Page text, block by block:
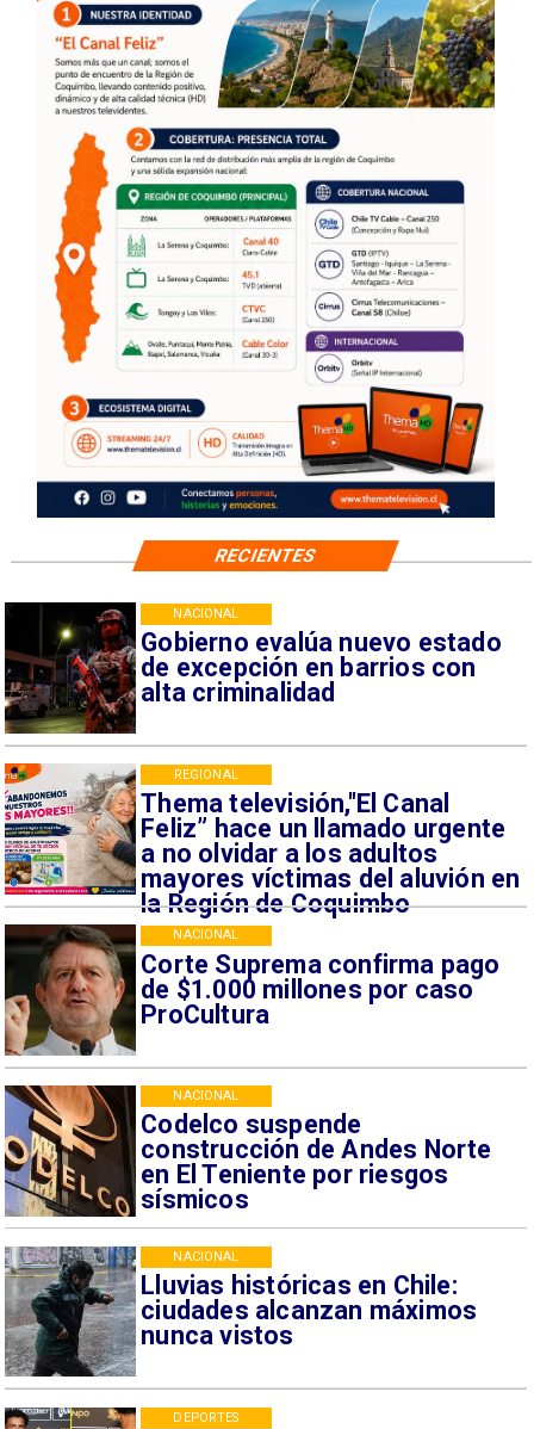
Gobierno evalúa nuevo estado
de excepción en barrios con
alta criminalidad
NACIONAL
Thema televisión,"El Canal
Feliz” hace un llamado urgente
a no olvidar a los adultos
mayores víctimas del aluvión en
la Región de Coquimbo
REGIONAL
Corte Suprema confirma pago
de $1.000 millones por caso
ProCultura
NACIONAL
Codelco suspende
construcción de Andes Norte
en El Teniente por riesgos
sísmicos
NACIONAL
Lluvias históricas en Chile:
ciudades alcanzan máximos
nunca vistos
NACIONAL
DEPORTES
RECIENTES